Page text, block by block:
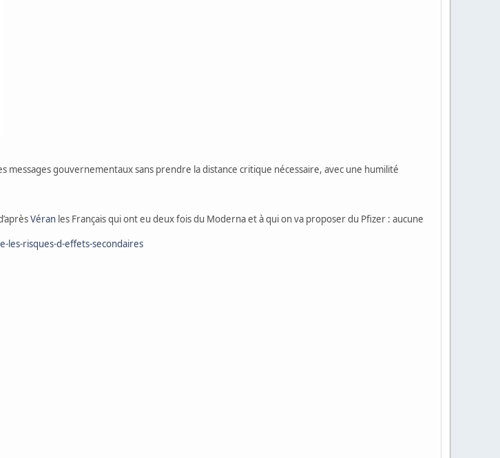
gouvernementaux sans prendre la distance critique nécessaire, avec une humilité
Véran les Français qui ont eu deux fois du Moderna et à qui on va proposer du Pfizer : aucune
les-risques-d-effets-secondaires